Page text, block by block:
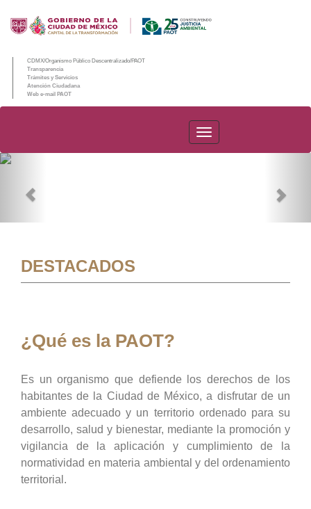
CDMX/Organismo Público Descentralizado/PAOT
Transparencia
Trámites y Servicios
Atención Ciudadana
Web e-mail PAOT
PAOT
DESTACADOS
¿Qué es la PAOT?
Es un organismo que defiende los derechos de los
habitantes de la Ciudad de México, a disfrutar de un
ambiente adecuado y un territorio ordenado para su
desarrollo, salud y bienestar, mediante la promoción y
vigilancia de la aplicación y cumplimiento de la
normatividad en materia ambiental y del ordenamiento
territorial.